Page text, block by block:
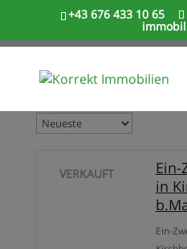
+43 676 433 10 65
VERKAUFT
in
Ein-